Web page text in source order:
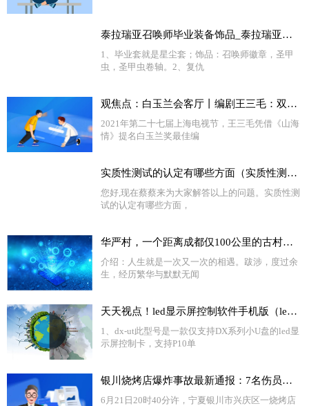
泰拉瑞亚召唤师毕业装备饰品_泰拉瑞亚召唤师毕业饰品_今日观点
1、毕业套就是星尘套；饰品：召唤师徽章，圣甲
虫，圣甲虫卷轴。2、复仇
观焦点：白玉兰会客厅丨编剧王三毛：双腿走入生活，用情用心创作
2021年第二十七届上海电视节，王三毛凭借《山海
情》提名白玉兰奖最佳编
实质性测试的认定有哪些方面（实质性测试）
您好,现在蔡蔡来为大家解答以上的问题。实质性测
试的认定有哪些方面，
华严村，一个距离成都仅100公里的古村落，隐藏着川西最大的古聚落
介绍：人生就是一次又一次的相遇。跋涉，度过余
生，经历繁华与默默无闻
天天视点！led显示屏控制软件手机版（led显示屏控制软件dx）
1、dx-ut此型号是一款仅支持DX系列小U盘的led显
示屏控制卡，支持P10单
银川烧烤店爆炸事故最新通报：7名伤员生命体征平稳 将尽快查明爆炸事故原因_环球新资讯
6月21日20时40分许，宁夏银川市兴庆区一烧烤店